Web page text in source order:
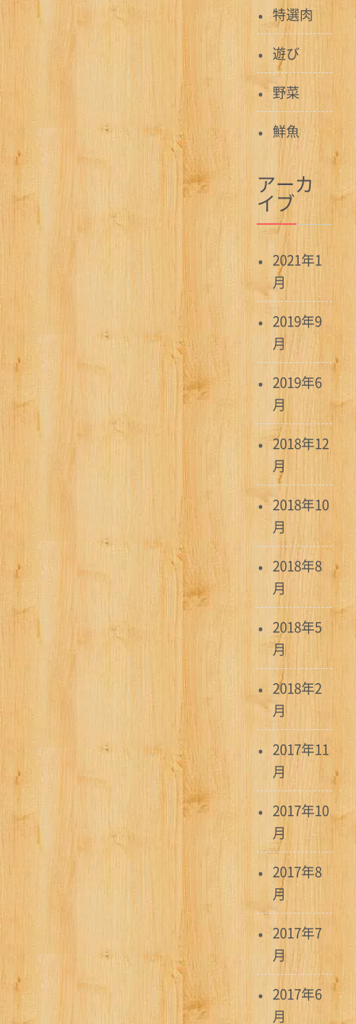
特選肉
遊び
野菜
鮮魚
アーカ
イブ
2021年1
月
2019年9
月
2019年6
月
2018年12
月
2018年10
月
2018年8
月
2018年5
月
2018年2
月
2017年11
月
2017年10
月
2017年8
月
2017年7
月
2017年6
月